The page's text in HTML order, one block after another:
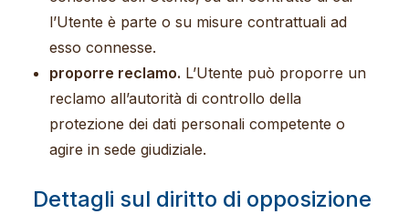
l’Utente è parte o su misure contrattuali ad
esso connesse.
proporre reclamo. L’Utente può proporre un
reclamo all’autorità di controllo della
protezione dei dati personali competente o
agire in sede giudiziale.
Dettagli sul diritto di opposizione